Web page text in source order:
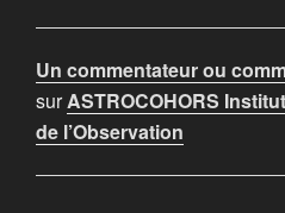
Un commentateur ou
surASTROCOHORS
de l’Observation